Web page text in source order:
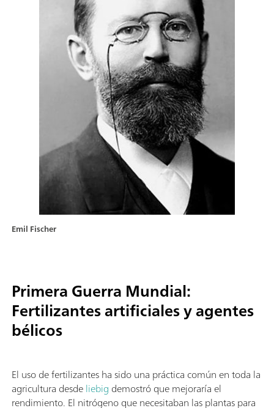
Emil Fischer
Primera Guerra Mundial:
Fertilizantes artificiales y agentes
bélicos
El uso de fertilizantes ha sido una práctica común en toda la
agricultura desdeliebig demostró que mejoraría el
rendimiento. El nitrógeno que necesitaban las plantas para